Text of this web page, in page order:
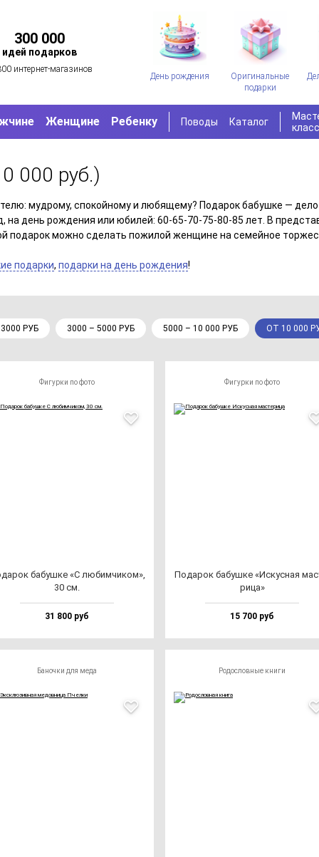
300 000
идей подарков
интернет-магазинов
День рождения
Оригинальные
подарки
Женщине Ребенку Поводы Каталог
000 руб.)
мудрому, спокойному и любящему? Подарок бабушке —
на день рождения или юбилей: 60-65-70-75-80-85 лет. В
подарок можно сделать пожилой женщине на семейное
подарки, подарки на день рождения!
РУБ 3000 – 5000 РУБ 5000 – 10 000 РУБ ОТ 10 000
Фигурки по фото
ба­буш­ке «С лю­бим­чи­ком»,
30 см.
31 800 руб
Фигурки по фото
Пода­рок ба­буш­ке «Искус­ная
ри­ца»
15 700 руб
Баночки для меда Родословные книги